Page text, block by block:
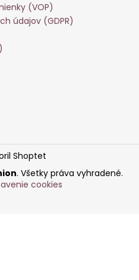
(VOP)
údajov (GDPR)
Shoptet
. Všetky práva vyhradené.
cookies